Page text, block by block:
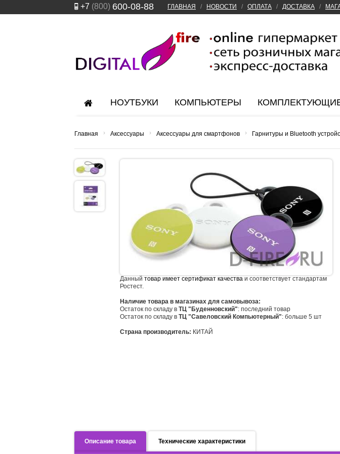
+7 (800) 600-08-88 ГЛАВНАЯ / НОВОСТИ / ОПЛАТА / ДОСТАВКА /
НОУТБУКИ КОМПЬЮТЕРЫ
Главная › Аксессуары › Аксессуары для смартфонов › Гарнитуры и Bluetooth
Данный товар имеет сертификат качества и соответствует стандартам
Ростест.
Наличие товара в магазинах для самовывоза:
Остаток по складу в ТЦ "Буденновский": последний товар
Остаток по складу в ТЦ "Савеловский Компьютерный": больше 5 шт
Страна производитель: КИТАЙ
Описание товара Технические характеристики